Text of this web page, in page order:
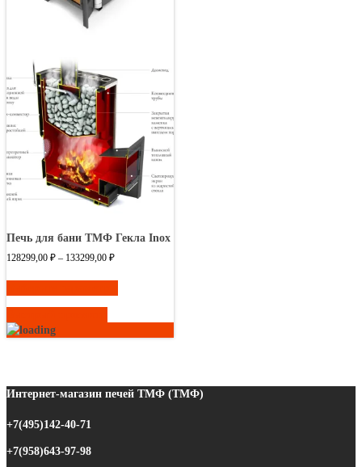
Печь для бани ТМФ Гекла Inox
128299,00 ₽ – 133299,00 ₽Диапазон
128299,00 ₽
–
несколько
вариаций.
на
Интернет-магазин печей ТМФ (ТМФ)
+7(495)142-40-71
+7(958)643-97-98